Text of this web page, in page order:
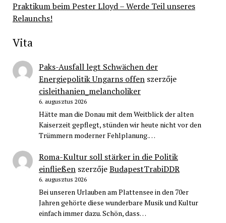
Praktikum beim Pester Lloyd – Werde Teil unseres
Relaunchs!
Vita
Paks-Ausfall legt Schwächen der
Energiepolitik Ungarns offenszerzője
cisleithanien_melancholiker
6. augusztus 2026
Hätte man die Donau mit dem Weitblick der alten
Kaiserzeit gepflegt, stünden wir heute nicht vor den
Trümmern moderner Fehlplanung.…
Roma-Kultur soll stärker in die Politik
einfließenszerzőjeBudapestTrabiDDR
6. augusztus 2026
Bei unseren Urlauben am Plattensee in den 70er
Jahren gehörte diese wunderbare Musik und Kultur
einfach immer dazu. Schön, dass…